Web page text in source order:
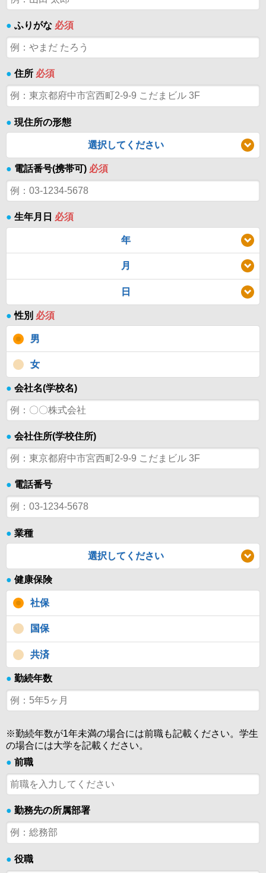
● ふりがな 必須
● 住所 必須
● 現住所の形態
選択してください
● 電話番号(携帯可) 必須
● 生年月日 必須
年
月
日
● 性別 必須
男
女
● 会社名(学校名)
● 会社住所(学校住所)
● 電話番号
● 業種
選択してください
● 健康保険
社保
国保
共済
● 勤続年数
※勤続年数が1年未満の場合には前職も記載ください。学生
の場合には大学を記載ください。
● 前職
● 勤務先の所属部署
● 役職